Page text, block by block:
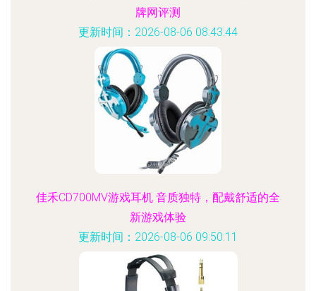
牌网评测
更新时间：2026-08-06 08:43:44
佳禾CD700MV游戏耳机 音质独特，配戴舒适的全
新游戏体验
更新时间：2026-08-06 09:50:11